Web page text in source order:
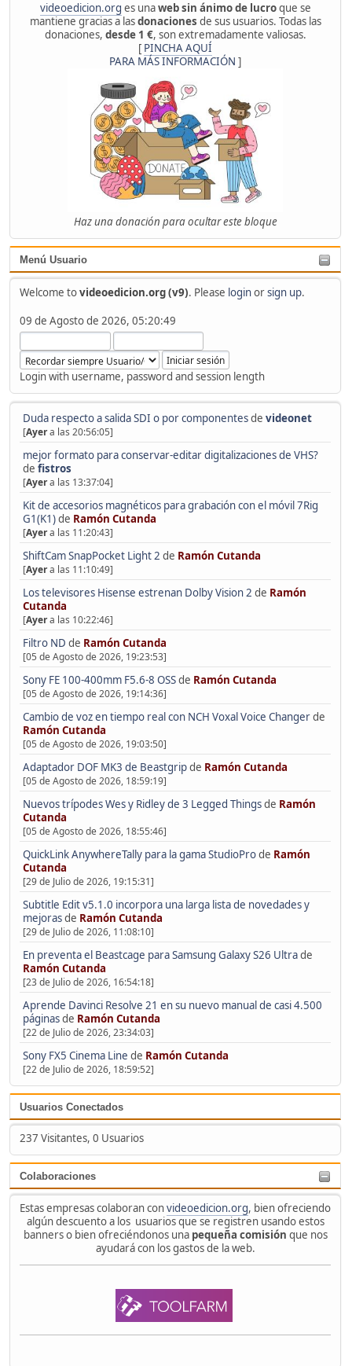
videoedicion.org es unaweb sin ánimo de lucroque se
mantiene gracias a lasdonaciones de sus usuarios. Todas las
donaciones, desde 1 €, son extremadamente valiosas.
[ PINCHA AQUÍ
PARA MÁS INFORMACIÓN ]
Haz una donación para ocultar este bloque
Menú Usuario
Welcome tovideoedicion.org (v9). Please loginorsign up.
09 de Agosto de 2026, 05:20:49
Login with username, password and session length
Duda respecto a salida SDI o por componentesde videonet
[Ayera las 20:56:05]
mejor formato para conservar-editar digitalizaciones de VHS?
de fistros
[Ayera las 13:37:04]
Kit de accesorios magnéticos para grabación con el móvil 7Rig
G1(K1)de Ramón Cutanda
[Ayera las 11:20:43]
ShiftCam SnapPocket Light 2 de Ramón Cutanda
[Ayera las 11:10:49]
Los televisores Hisense estrenan Dolby Vision 2 de Ramón
Cutanda
[Ayera las 10:22:46]
Filtro ND de Ramón Cutanda
[05 de Agosto de 2026, 19:23:53]
Sony FE 100-400mm F5.6-8 OSSde Ramón Cutanda
[05 de Agosto de 2026, 19:14:36]
Cambio de voz en tiempo real con NCH Voxal Voice Changerde
Ramón Cutanda
[05 de Agosto de 2026, 19:03:50]
Adaptador DOF MK3 de Beastgripde Ramón Cutanda
[05 de Agosto de 2026, 18:59:19]
Nuevos trípodes Wes y Ridley de 3 Legged Thingsde Ramón
Cutanda
[05 de Agosto de 2026, 18:55:46]
QuickLink AnywhereTally para la gama StudioProde Ramón
Cutanda
[29 de Julio de 2026, 19:15:31]
Subtitle Edit v5.1.0 incorpora una larga lista de novedades y
mejorasde Ramón Cutanda
[29 de Julio de 2026, 11:08:10]
En preventa el Beastcage para Samsung Galaxy S26 Ultrade
Ramón Cutanda
[23 de Julio de 2026, 16:54:18]
Aprende Davinci Resolve 21 en su nuevo manual de casi 4.500
páginasde Ramón Cutanda
[22 de Julio de 2026, 23:34:03]
Sony FX5 Cinema Line de Ramón Cutanda
[22 de Julio de 2026, 18:59:52]
Usuarios Conectados
237 Visitantes, 0 Usuarios
Colaboraciones
Estas empresas colaboran convideoedicion.org, bien ofreciendo
algún descuento a los usuarios que se registren usando estos
banners o bien ofreciéndonos una pequeña comisión que nos
ayudará con los gastos de la web.